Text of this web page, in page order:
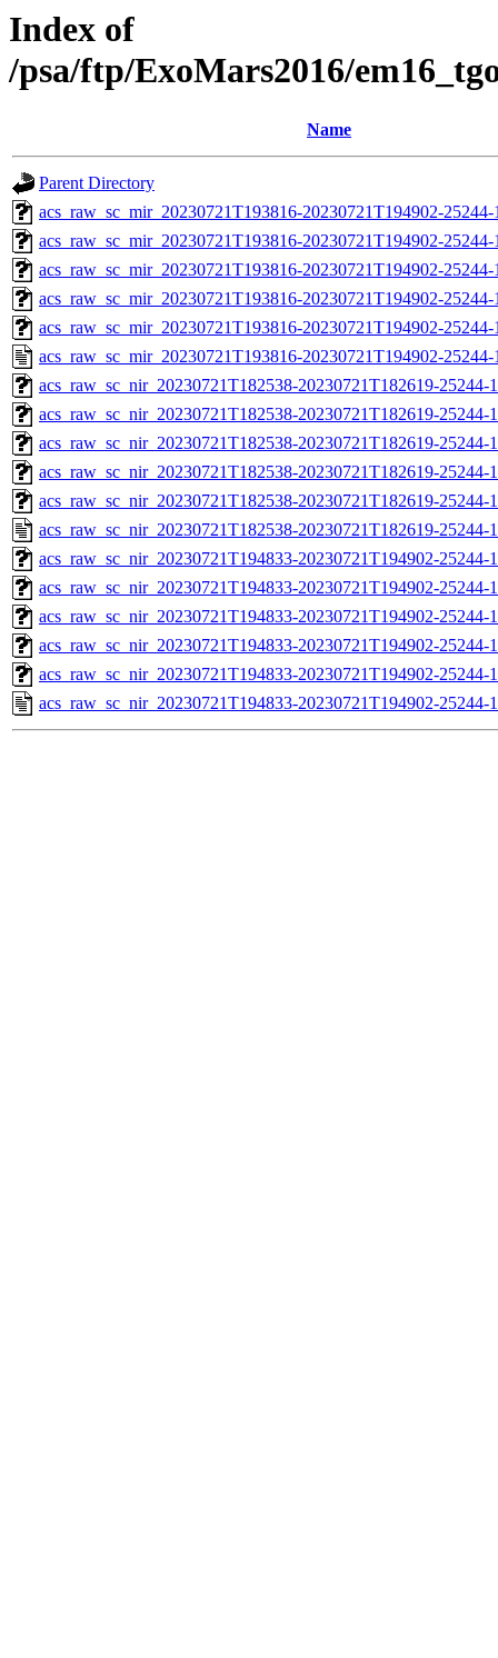
Index of
/psa/ftp/ExoMars2016/
Name
Parent Directory
acs_raw_sc_mir_20230721T193816-20230721T194902-
acs_raw_sc_mir_20230721T193816-20230721T194902-
acs_raw_sc_mir_20230721T193816-20230721T194902-
acs_raw_sc_mir_20230721T193816-20230721T194902-
acs_raw_sc_mir_20230721T193816-20230721T194902-
acs_raw_sc_mir_20230721T193816-20230721T194902-
acs_raw_sc_nir_20230721T182538-20230721T182619-
acs_raw_sc_nir_20230721T182538-20230721T182619-25244-
acs_raw_sc_nir_20230721T182538-20230721T182619-25244-
acs_raw_sc_nir_20230721T182538-20230721T182619-25244-
acs_raw_sc_nir_20230721T182538-20230721T182619-25244-
acs_raw_sc_nir_20230721T182538-20230721T182619-25244-
acs_raw_sc_nir_20230721T194833-20230721T194902-
acs_raw_sc_nir_20230721T194833-20230721T194902-25244-
acs_raw_sc_nir_20230721T194833-20230721T194902-25244-
acs_raw_sc_nir_20230721T194833-20230721T194902-25244-
acs_raw_sc_nir_20230721T194833-20230721T194902-25244-
acs_raw_sc_nir_20230721T194833-20230721T194902-25244-